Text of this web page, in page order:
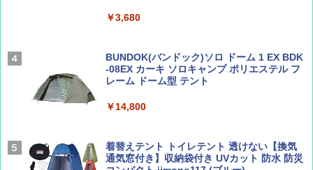
AIRLINE（エアライン）2026年9月号【特
集】ボーイング110周年を祝して！
￥1,760
A26 地球の歩き方 チェコ ポーランド スロヴ
ァキア 2026～2027 地球の歩き方A ヨーロッ
ーティング フルクローズ メッシュ 3-4人用
簡単設置 ポップアップテント エクルベージ
ュ(BC仕様) PATC-150B(EB)
￥9,990
[キャンパーズコレクション 山善] 傘みたいに
広げるだけ パッとサッとテント キューブワ
￥3,680
BUNDOK(バンドック)ソロ ドーム 1 EX BDK
-08EX カーキ ソロキャンプ ポリエステル フ
レーム ドーム型 テント
￥14,800
着替えテント トイレテント 透けない【換気
通気窓付き】収納袋付き UVカット 防水 防災